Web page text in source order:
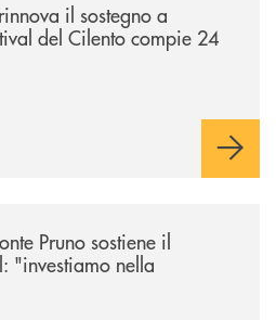
il sostegno a
del Cilento compie 24
Pruno sostiene il
"investiamo nella